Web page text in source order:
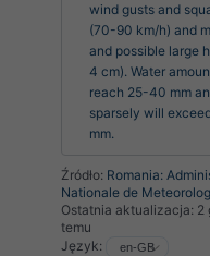
wind gusts and
(70-90 km/h) and
and possible large
4 cm). Water
reach 25-40 mm
sparsely will
mm.
Źródło: Romania:
Nationale de
Ostatnia aktualizacja: 2
temu
Język: